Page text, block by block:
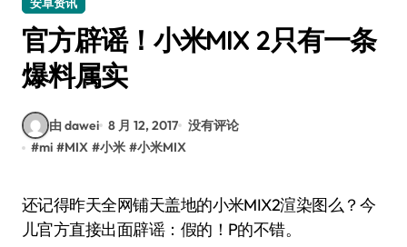
官方辟谣！小米MIX 2只有一条
爆料属实
由 dawei 8 月 12, 2017 没有评论
#mi #MIX #小米 #小米MIX
还记得昨天全网铺天盖地的小米MIX2渲染图么？今
儿官方直接出面辟谣：假的！P的不错。